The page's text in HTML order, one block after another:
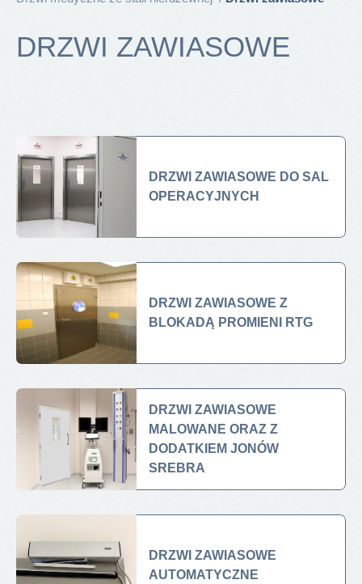
DRZWI ZAWIASOWE
DRZWI ZAWIASOWE DO SAL
OPERACYJNYCH
DRZWI ZAWIASOWE Z
BLOKADĄ PROMIENI RTG
DRZWI ZAWIASOWE
MALOWANE ORAZ Z
DODATKIEM JONÓW
SREBRA
DRZWI ZAWIASOWE
AUTOMATYCZNE